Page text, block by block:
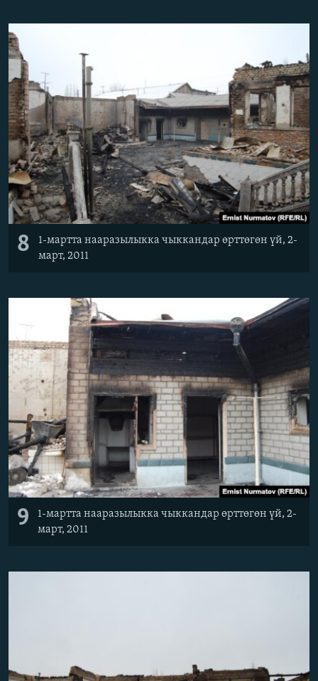
8
1-мартта нааразылыкка чыккандар өрттөгөн үй, 2-
март, 2011
9
1-мартта нааразылыкка чыккандар өрттөгөн үй, 2-
март, 2011